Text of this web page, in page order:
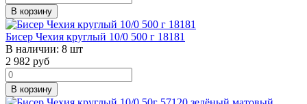
В корзину
Бисер Чехия круглый 10/0 500 г 18181
В наличии: 8 шт
2 982 руб
В корзину